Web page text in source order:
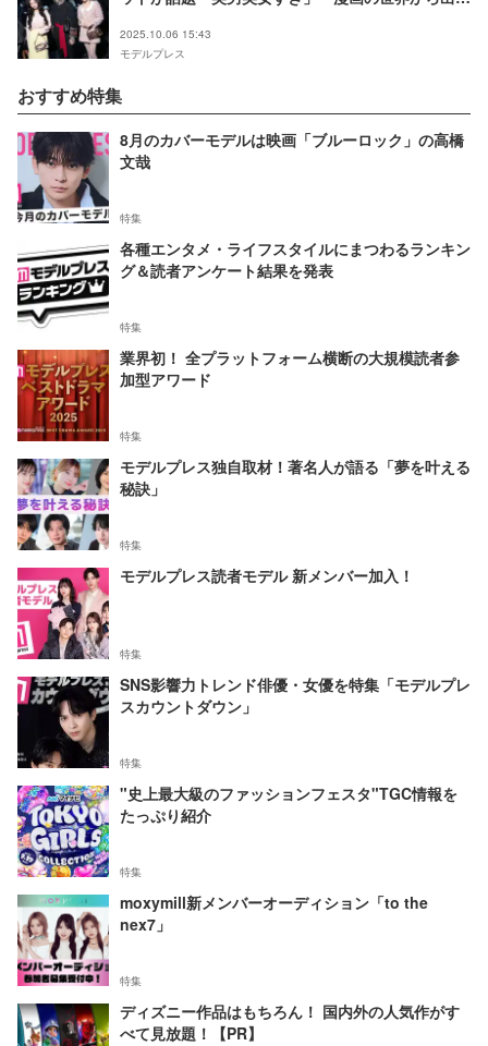
2025.10.06 15:43
モデルプレス
おすすめ特集
8月のカバーモデルは映画「ブルーロック」の高橋
文哉
特集
各種エンタメ・ライフスタイルにまつわるランキン
グ＆読者アンケート結果を発表
特集
業界初！ 全プラットフォーム横断の大規模読者参
加型アワード
特集
モデルプレス独自取材！著名人が語る「夢を叶える
秘訣」
特集
モデルプレス読者モデル 新メンバー加入！
特集
SNS影響力トレンド俳優・女優を特集「モデルプレ
スカウントダウン」
特集
"史上最大級のファッションフェスタ"TGC情報を
たっぷり紹介
特集
moxymill新メンバーオーディション「to the
nex7」
特集
ディズニー作品はもちろん！ 国内外の人気作がす
べて見放題！【PR】